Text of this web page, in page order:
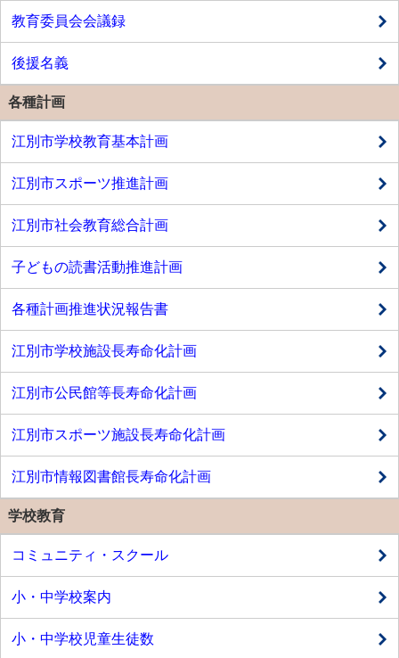
教育委員会会議録
後援名義
各種計画
江別市学校教育基本計画
江別市スポーツ推進計画
江別市社会教育総合計画
子どもの読書活動推進計画
各種計画推進状況報告書
江別市学校施設長寿命化計画
江別市公民館等長寿命化計画
江別市スポーツ施設長寿命化計画
江別市情報図書館長寿命化計画
学校教育
コミュニティ・スクール
小・中学校案内
小・中学校児童生徒数